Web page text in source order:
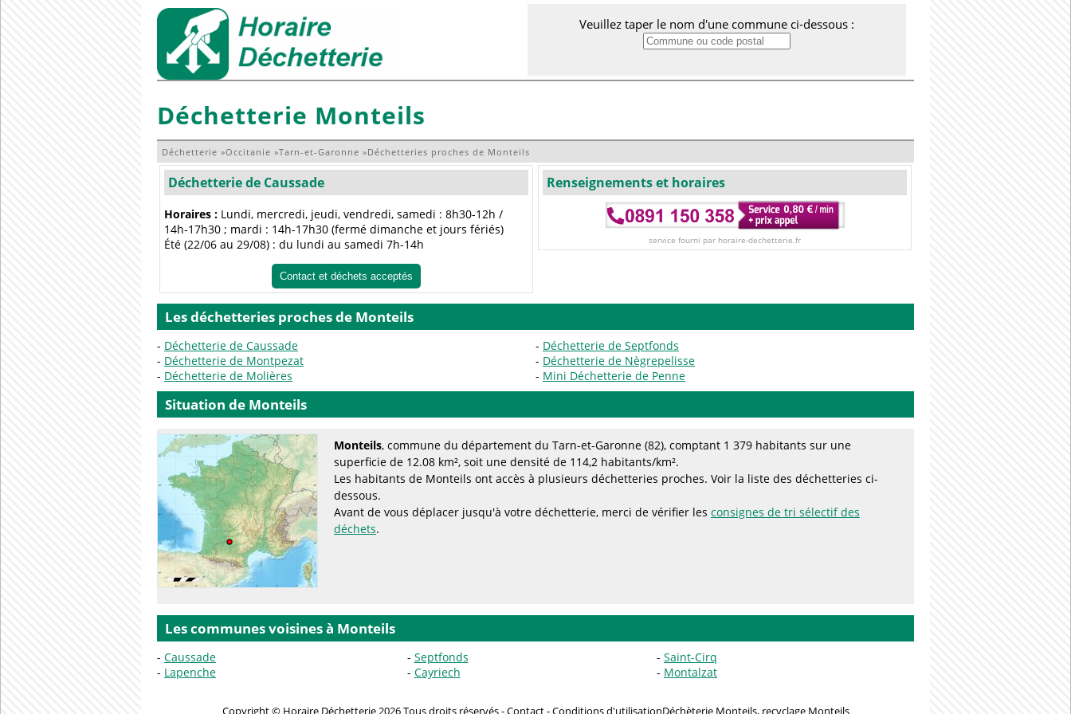
Veuillez taper le nom d'une commune ci-dessous :
Déchetterie Monteils
Déchetterie »Occitanie »Tarn-et-Garonne »Déchetteries proches de Monteils
Déchetterie de Caussade
Horaires : Lundi, mercredi, jeudi, vendredi, samedi : 8h30-12h /
14h-17h30 ; mardi : 14h-17h30 (fermé dimanche et jours fériés)
Été (22/06 au 29/08) : du lundi au samedi 7h-14h
Contact et déchets acceptés
Renseignements et horaires
service fourni par horaire-dechetterie.fr
Les déchetteries proches de Monteils
Déchetterie de Caussade
Déchetterie de Septfonds
Déchetterie de Montpezat
Déchetterie de Nègrepelisse
Déchetterie de Molières
Mini Déchetterie de Penne
Situation de Monteils
Monteils, commune du département du Tarn-et-Garonne (82), comptant 1 379 habitants sur une
superficie de 12.08 km², soit une densité de 114,2 habitants/km².
Les habitants de Monteils ont accès à plusieurs déchetteries proches. Voir la liste des déchetteries ci-
dessous.
Avant de vous déplacer jusqu'à votre déchetterie, merci de vérifier les consignes de tri sélectif des
déchets.
Les communes voisines à Monteils
Caussade Septfonds
Saint-Cirq
Lapenche
Cayriech Montalzat
Copyright © Horaire Déchetterie 2026 Tous droits réservés -Contact-Conditions d'utilisationDéchèterie Monteils, recyclage Monteils